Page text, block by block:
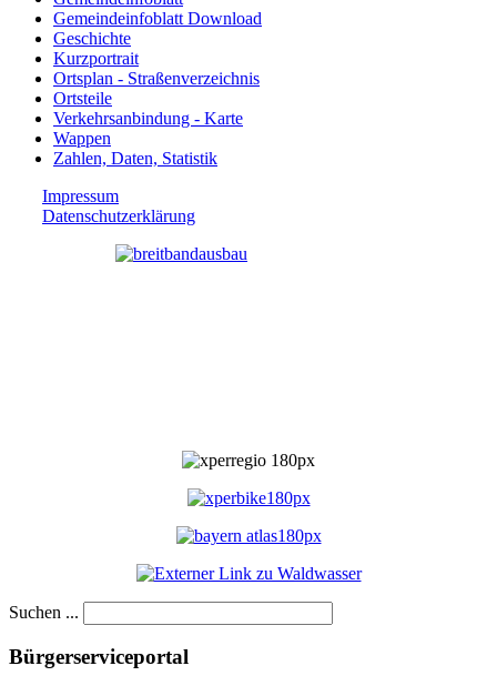
Gemeindeinfoblatt Download
Geschichte
Kurzportrait
Ortsplan - Straßenverzeichnis
Ortsteile
Verkehrsanbindung - Karte
Wappen
Zahlen, Daten, Statistik
Impressum
Datenschutzerklärung
Suchen ...
Bürgerserviceportal